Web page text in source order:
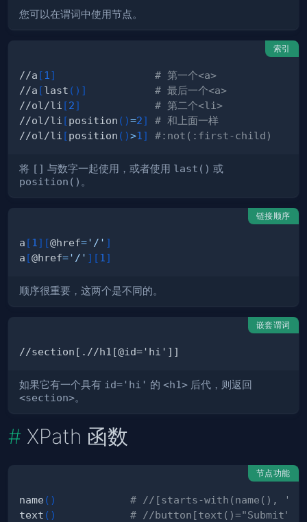
您可以在谓词中使用节点。
索引
//a [1 ]
# 第一个<a>
//a [last ( ) ]
# 最后一个<a>
//ol/li [2]
# 第二个<li>
//ol/li [position ( )=2]
# 和上面一样
//ol/li [position ( )>1 ] #:not(:first-child)
将 [] 与数字一起使用，或者使用 last() 或
position() 。
链接顺序
a [1 ] [@href='/' ]
a [@href='/' ] [1 ]
顺序很重要，这两个是不同的。
嵌套谓词
如果它有一个具有 id='hi' 的 <h1> 后代，则返回
<section>。
XPath 函数
节点功能
name ( )
# //[starts-with(name(),
text ( )
# //button[text()="Submit"]